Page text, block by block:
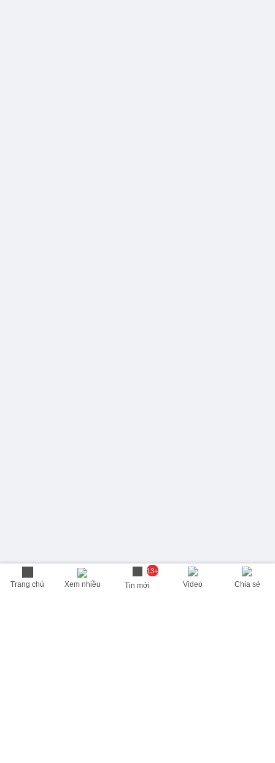
Trang chủ Xem nhiều
13+
Tin mới Video Chia sẻ